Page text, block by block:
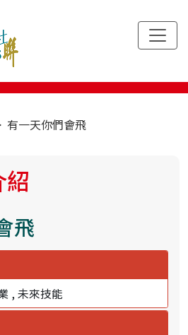
有一天你們會飛
飛
未來技能